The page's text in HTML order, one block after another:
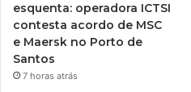
esquenta: operadora ICTSI
contesta acordo de MSC
e Maersk no Porto de
Santos
7 horas atrás